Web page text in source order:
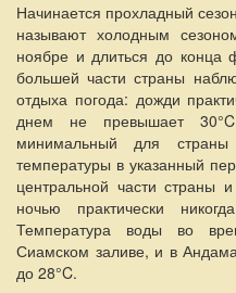
Начинается прохладный
называют холодным
ноябре и длиться до конца
большей части страны
отдыха погода: дожди
днем не превышает
минимальный для
температуры в указанный
центральной части страны
ночью практически
Температура воды во
Сиамском заливе, и в
до 28°C.